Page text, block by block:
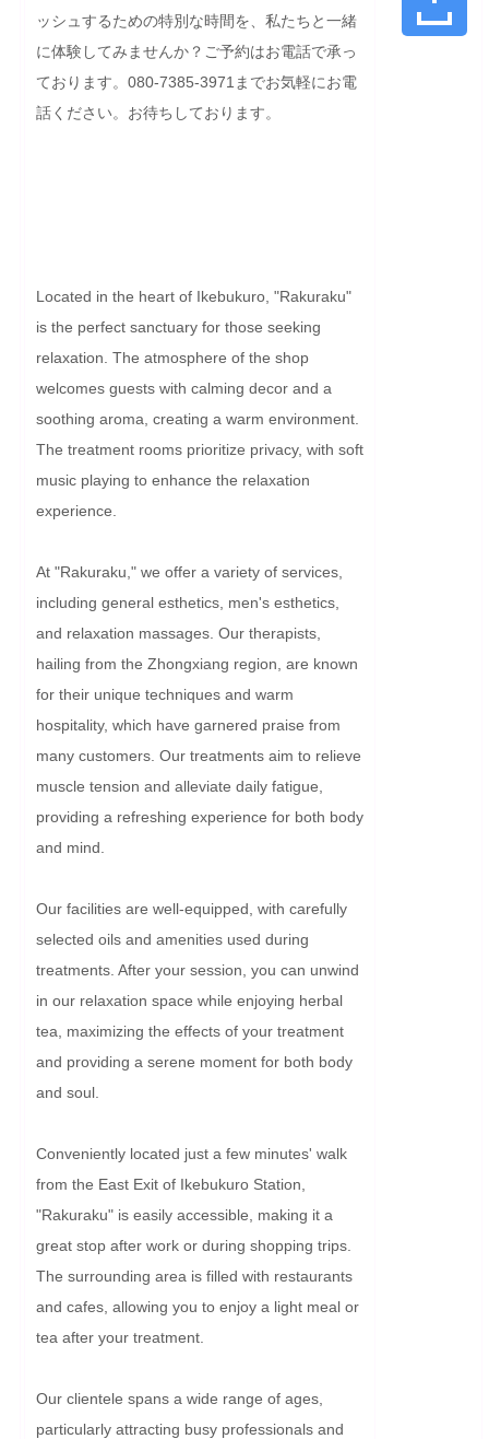
ッシュするための特別な時間を、私たちと一緒
に体験してみませんか？ご予約はお電話で承っ
ております。080-7385-3971までお気軽にお電
話ください。お待ちしております。
Located in the heart of Ikebukuro, "Rakuraku"
is the perfect sanctuary for those seeking
relaxation. The atmosphere of the shop
welcomes guests with calming decor and a
soothing aroma, creating a warm environment.
The treatment rooms prioritize privacy, with soft
music playing to enhance the relaxation
experience.
At "Rakuraku," we offer a variety of services,
including general esthetics, men's esthetics,
and relaxation massages. Our therapists,
hailing from the Zhongxiang region, are known
for their unique techniques and warm
hospitality, which have garnered praise from
many customers. Our treatments aim to relieve
muscle tension and alleviate daily fatigue,
providing a refreshing experience for both body
and mind.
Our facilities are well-equipped, with carefully
selected oils and amenities used during
treatments. After your session, you can unwind
in our relaxation space while enjoying herbal
tea, maximizing the effects of your treatment
and providing a serene moment for both body
and soul.
Conveniently located just a few minutes' walk
from the East Exit of Ikebukuro Station,
"Rakuraku" is easily accessible, making it a
great stop after work or during shopping trips.
The surrounding area is filled with restaurants
and cafes, allowing you to enjoy a light meal or
tea after your treatment.
Our clientele spans a wide range of ages,
particularly attracting busy professionals and